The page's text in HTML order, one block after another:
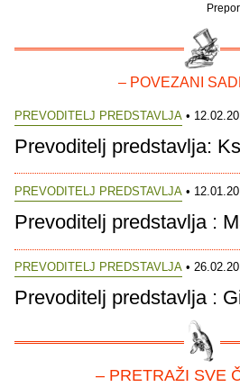
– POVEZANI
PREVODITELJ PREDSTAVLJA •
Prevoditelj predstavlja:
PREVODITELJ PREDSTAVLJA •
Prevoditelj predstavlja :
PREVODITELJ PREDSTAVLJA •
Prevoditelj predstavlja :
– PRETRAŽI SVE